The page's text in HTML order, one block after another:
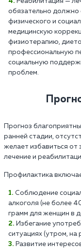
обязательно должно
физического и
медицинскую
физиотерапию,
профессиональную
социальную
проблем.
Прогноз
ранней стадии,
желает избавиться от
лечение и
Профилактика
Соблюдение
алкоголя (не более
грамм для женщин в
Избегание
ситуациях (утром,
Развитие